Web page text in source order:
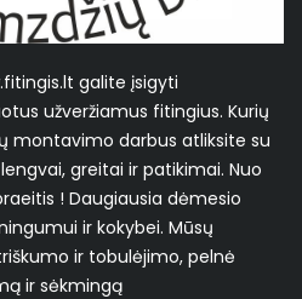
galite įsigyti
užveržiamus fitingius. Kurių
montavimo darbus atliksite su
greitai ir patikimai. Nuo
! Daugiausia dėmesio
ir kokybei. Mūsų
ir tobulėjimo, pelnė
ir sėkmingą